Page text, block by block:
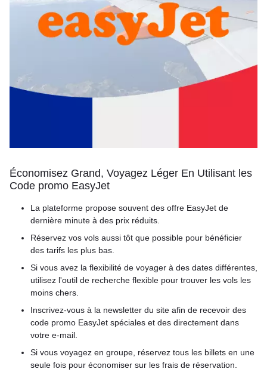
Économisez Grand, Voyagez Léger En Utilisant les
Code promo EasyJet
La plateforme propose souvent des offre EasyJet de
dernière minute à des prix réduits.
Réservez vos vols aussi tôt que possible pour bénéficier
des tarifs les plus bas.
Si vous avez la flexibilité de voyager à des dates différentes,
utilisez l'outil de recherche flexible pour trouver les vols les
moins chers.
Inscrivez-vous à la newsletter du site afin de recevoir des
code promo EasyJet spéciales et des directement dans
votre e-mail.
Si vous voyagez en groupe, réservez tous les billets en une
seule fois pour économiser sur les frais de réservation.